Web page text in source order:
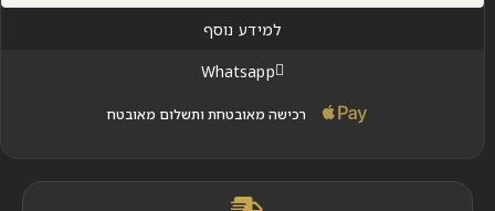
למידע נוסף
Whatsapp
רכישה מאובטחת ותשלום מאובטח